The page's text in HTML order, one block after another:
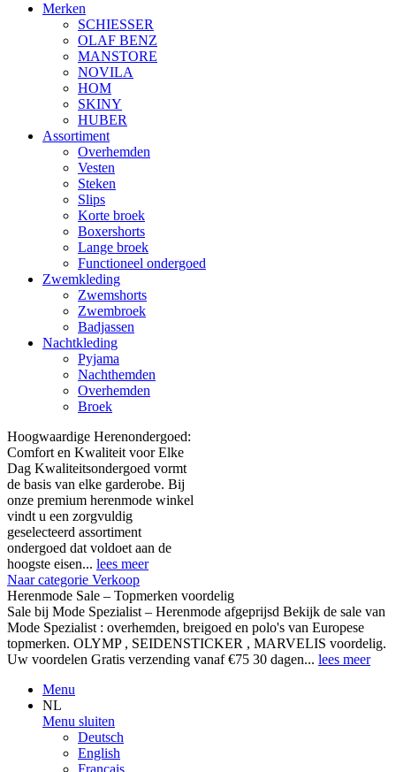
Merken
SCHIESSER
OLAF BENZ
MANSTORE
NOVILA
HOM
SKINY
HUBER
Assortiment
Overhemden
Vesten
Steken
Slips
Korte broek
Boxershorts
Lange broek
Functioneel ondergoed
Zwemkleding
Zwemshorts
Zwembroek
Badjassen
Nachtkleding
Pyjama
Nachthemden
Overhemden
Broek
Hoogwaardige Herenondergoed:
Comfort en Kwaliteit voor Elke
Dag Kwaliteitsondergoed vormt
de basis van elke garderobe. Bij
onze premium herenmode winkel
vindt u een zorgvuldig
geselecteerd assortiment
ondergoed dat voldoet aan de
hoogste eisen... lees meer
Naar categorie Verkoop
Herenmode Sale – Topmerken voordelig
Sale bij Mode Spezialist – Herenmode afgeprijsd Bekijk de sale van
Mode Spezialist : overhemden, breigoed en polo's van Europese
topmerken. OLYMP , SEIDENSTICKER , MARVELIS voordelig.
Uw voordelen Gratis verzending vanaf €75 30 dagen... lees meer
Menu
NL
Menu sluiten
Deutsch
English
Français